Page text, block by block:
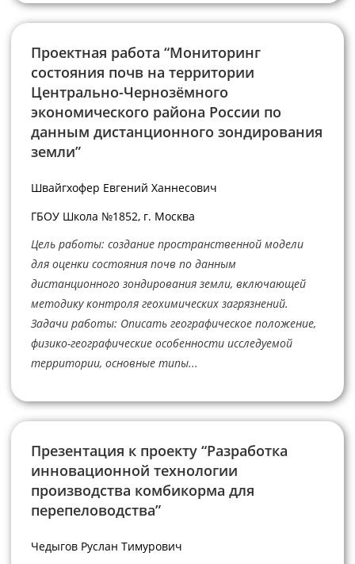
Проектная работа “Мониторинг
состояния почв на территории
Центрально-Чернозёмного
экономического района России по
данным дистанционного зондирования
земли”
Швайгхофер Евгений Ханнесович
ГБОУ Школа №1852, г. Москва
Цель работы: создание пространственной модели
для оценки состояния почв по данным
дистанционного зондирования земли, включающей
методику контроля геохимических загрязнений.
Задачи работы: Описать географическое положение,
физико-географические особенности исследуемой
территории, основные типы...
Презентация к проекту “Разработка
инновационной технологии
производства комбикорма для
перепеловодства”
Чедыгов Руслан Тимурович